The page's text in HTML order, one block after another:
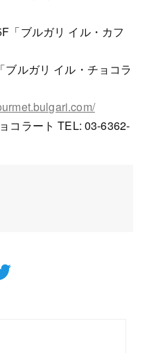
ガリ イル・カフ
リ イル・チョコラ
コラート TEL: 03-6362-